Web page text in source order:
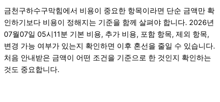
금천구하수구막힘에서 비용이 중요한 항목이라면 단순 금액만 확
인하기보다 비용이 정해지는 기준을 함께 살펴야 합니다. 2026년
07월07일 05시11분 기본 비용, 추가 비용, 포함 항목, 제외 항목,
변경 가능 여부가 있는지 확인하면 이후 혼선을 줄일 수 있습니다.
처음 안내받은 금액이 어떤 조건을 기준으로 한 것인지 확인하는
것도 중요합니다.